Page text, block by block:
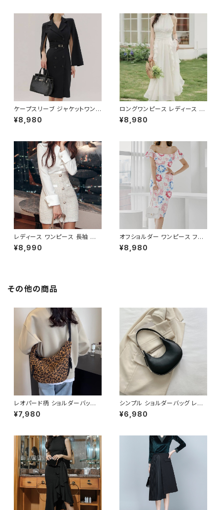
ビジネススーツ ロング パンツス
ーツ ロングパンツ ペプラム ノー
カラースーツ ペプラムジャケット
レディーススーツ 大きいサイズ
オフィス OL オフィスカジュアル
ビジネス 結婚式 パーティー お
呼ばれ ブラック ネイビー グレ
ー S M L XL 2XL 3XL 4XL 5
XL 10代 20代 30代 40代 C-
WAW1079
ワンピドレス OL エレガント フ
ォーマル ブラック ボルドー ホワ
イト 大きいサイズ きれいめ ドレ
スワンピース お呼ばれ 韓国 フ
ァッション オフィスカジュアル 韓
国風 キャバドレス ナイトドレス
ナイトワンピ カジュアル 10代 2
0代 30代 40代 C-OSS0127
ケープスリーブ ジャケットワンピ
ース ベルト付き ワンピース レデ
ィース 長袖 襟付き タイト スー
ート 二次会 結婚式 春 夏 秋 冬
お呼ばれ ブラック ベージュ お
しゃれ 高見え 20代 30代 40代
フォーマル 体型カバー 人気 トレ
ンド C-OSS0136
¥8,980
ロングワンピース レディース シ
フォン フリル ハイネック ノース
リーブ フレア Aライン エレガン
秋 冬 お呼ばれ デート 食事会
フォーマル リゾート パーティー
人気 大人可愛い ホワイト C-O
¥8,980
レディース ワンピース 長袖 シャ
ツワンピース ツイード切替 ミニ
ワンピース 上品 フォーマル ホ
冬 着痩せ効果 きちんと見え カ
¥8,990
オフショルダー ワンピース フラ
ワー柄 タイトワンピース ドレス
花柄ワンピ 春夏 エレガント 大
¥8,980
その他の商品
レオパード柄 ショルダーバッグ
ワンショルダーバッグ レディース
ヒョウ柄 バッグ カジュアル 軽量
20
¥7,980
シンプル ショルダーバッグ レデ
ィースバッグ ワンショルダー 肩
掛け カジュアル PUレザー 高見
¥6,980